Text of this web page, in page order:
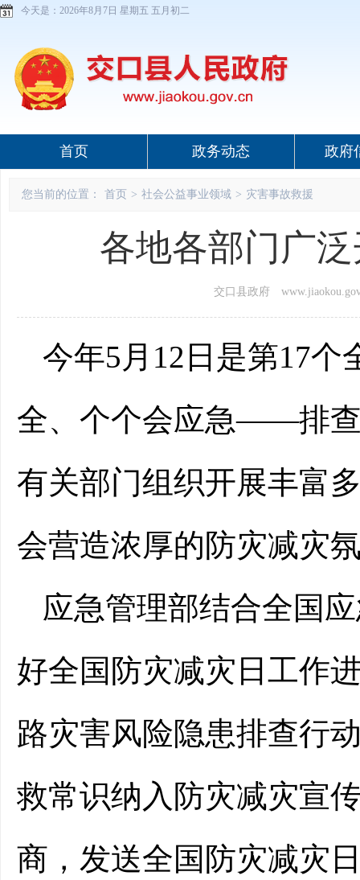
今天是： 2026年8月7日 星期五 五月初二
首页 政务动态 政府
您当前的位置： 首页 > 社会公益事业领域 > 灾害事故救援
各地各部门广
交口县政府
今年5月12日是第17个
全、个个会应急——排查
有关部门组织开展丰富
会营造浓厚的防灾减灾
应急管理部结合全国
好全国防灾减灾日工作
路灾害风险隐患排查行
救常识纳入防灾减灾宣
商，发送全国防灾减灾